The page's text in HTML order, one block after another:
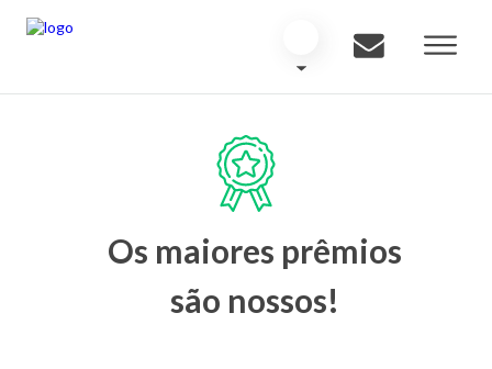
Os maiores prêmios
são nossos!